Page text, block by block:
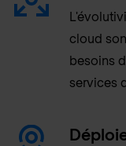
cloud
besoins
services